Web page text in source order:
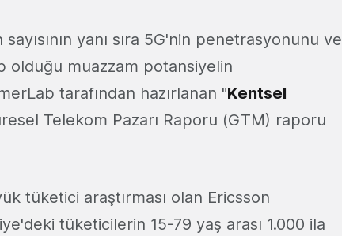
yanı sıra 5G'nin penetrasyonunu ve
olduğu muazzam potansiyelin
tarafından hazırlanan "Kentsel
Telekom Pazarı Raporu (GTM) raporu
tüketici araştırması olan Ericsson
tüketicilerin 15-79 yaş arası 1.000 ila